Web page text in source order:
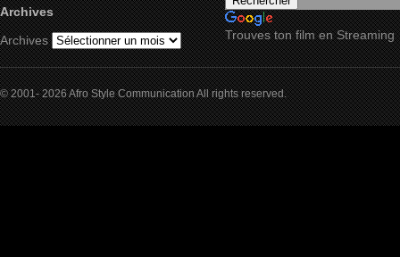
Archives
Archives
Trouves ton film en Streaming
© 2001- 2026 Afro Style Communication All rights reserved.